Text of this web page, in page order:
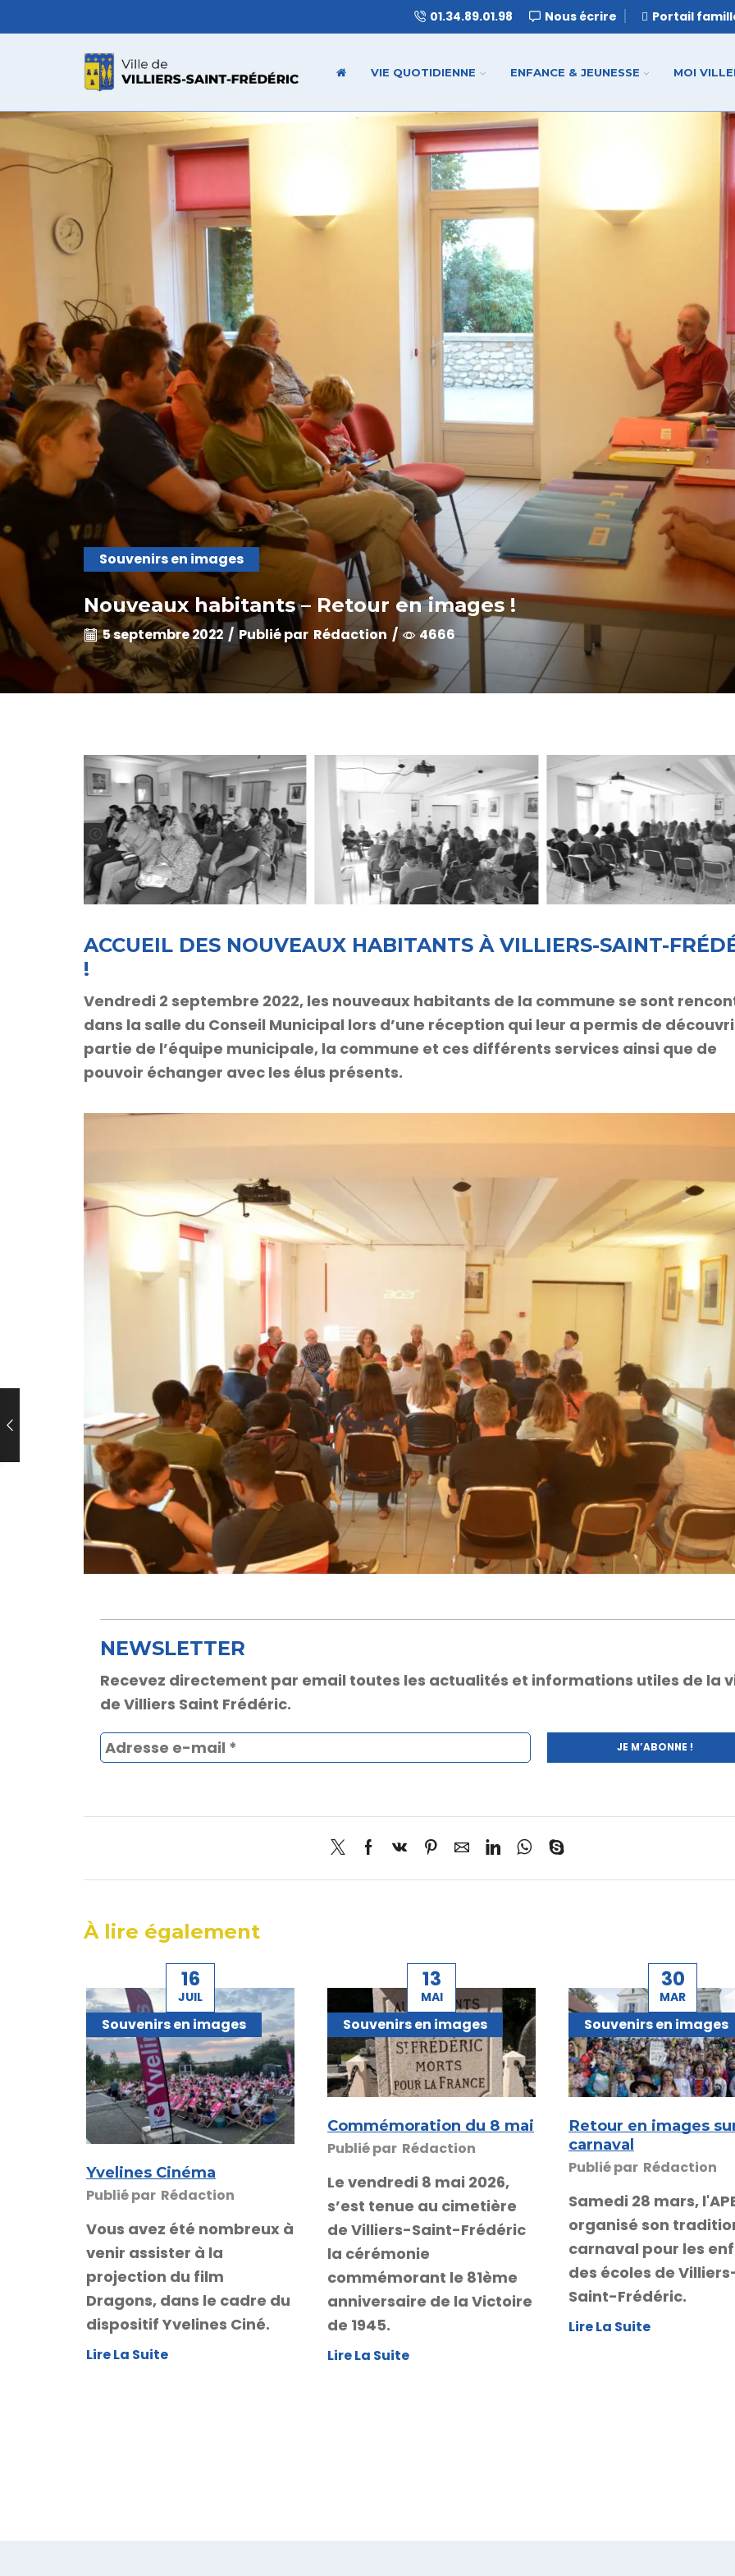
01.34.89.01.98 Nous écrire Portail
VIE QUOTIDIENNE ENFANCE & JEUNESSE MOI
Souvenirs en images
Nouveaux habitants – Retour en images !
5 septembre 2022 / Publié par Rédaction / 4666
ACCUEIL DES NOUVEAUX HABITANTS À VILLIERS-SAINT-
!
Vendredi 2 septembre 2022, les nouveaux habitants de la commune se sont
dans la salle du Conseil Municipal lors d’une réception qui leur a permis de
partie de l’équipe municipale, la commune et ces différents services ainsi que de
pouvoir échanger avec les élus présents.
NEWSLETTER
Recevez directement par email toutes les actualités et informations utiles de la
de Villiers Saint Frédéric.
À lire également
16
JUIL
Souvenirs en images
Yvelines Cinéma
Publié par Rédaction
Vous avez été nombreux à
venir assister à la
projection du film
Dragons, dans le cadre du
dispositif Yvelines Ciné.
Lire La Suite
13
MAI
Souvenirs en images
Commémoration du 8 mai
Publié par Rédaction
Le vendredi 8 mai 2026,
s’est tenue au cimetière
de Villiers-Saint-Frédéric
la cérémonie
commémorant le 81ème
anniversaire de la Victoire
de 1945.
Lire La Suite
30
MAR
Souvenirs en images
Retour en images
carnaval
Publié par Rédaction
Samedi 28 mars,
organisé son
carnaval pour les
des écoles de
Saint-Frédéric.
Lire La Suite